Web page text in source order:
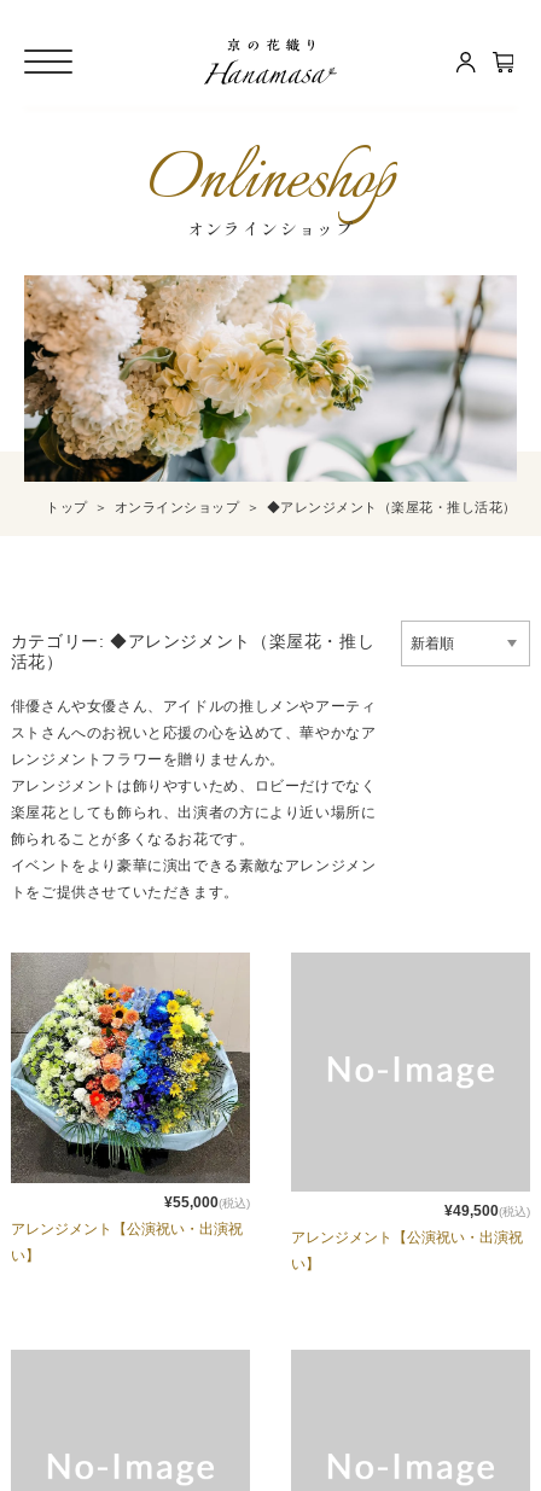
Onlineshop
オンラインショップ
トップ オンラインショップ ◆アレンジメント（楽屋花・推し活花）
カテゴリー:◆アレンジメント（楽屋花・推し
活花）
俳優さんや女優さん、アイドルの推しメンやアーティ
ストさんへのお祝いと応援の心を込めて、華やかなア
レンジメントフラワーを贈りませんか。
アレンジメントは飾りやすいため、ロビーだけでなく
楽屋花としても飾られ、出演者の方により近い場所に
飾られることが多くなるお花です。
イベントをより豪華に演出できる素敵なアレンジメン
トをご提供させていただきます。
¥55,000(税込)
アレンジメント【公演祝い・出演祝
い】
¥49,500(税込)
アレンジメント【公演祝い・出演祝
い】